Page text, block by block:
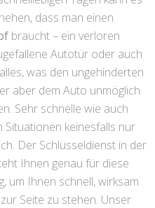
dass man einen
braucht – ein verloren
Autotür oder auch
was den ungehinderten
aber dem Auto unmöglich
Sehr schnelle wie auch
keinesfalls nur
Der Schlüsseldienst in der
Ihnen genau für diese
um Ihnen schnell, wirksam
Seite zu stehen. Unser